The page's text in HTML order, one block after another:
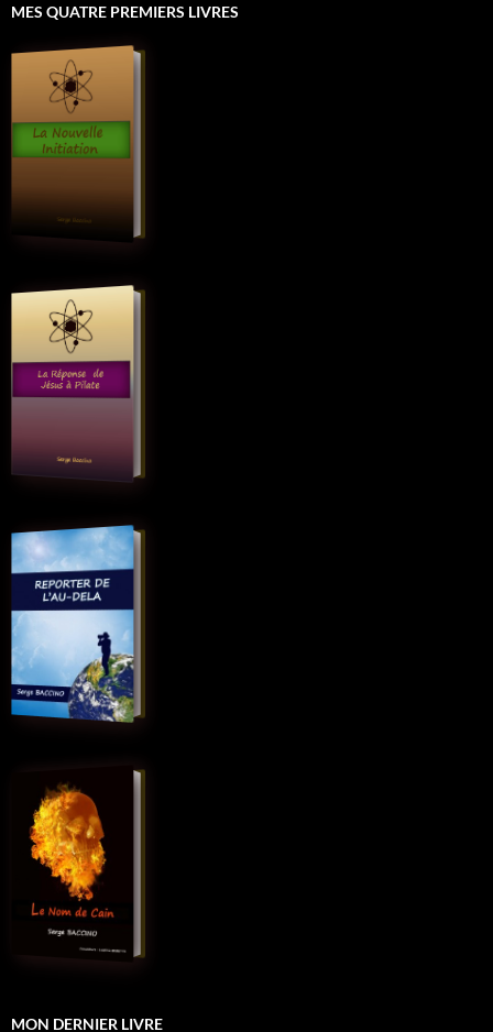
MES QUATRE PREMIERS LIVRES
MON DERNIER LIVRE